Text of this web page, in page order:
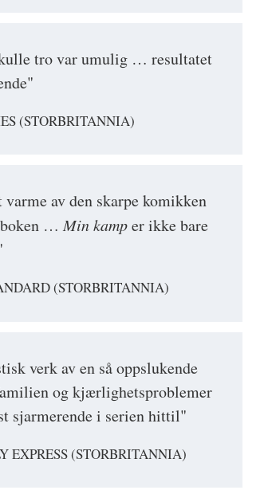
tro var umulig … resultatet
(STORBRITANNIA)
av den skarpe komikken
boken …Min kamper ikke bare
(STORBRITANNIA)
verk av en så oppslukende
og kjærlighetsproblemer
sjarmerende i serien hittil"
EXPRESS (STORBRITANNIA)